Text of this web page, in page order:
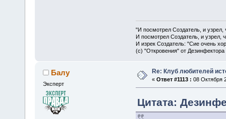
"И посмотрел Создатель, и
И посмотрел Создатель, и узрел,
И изрек Создатель: "Сие очень
(с) "Откровения" от Дезинфектора
Балу
Эксперт
Re: Клуб любителей
« Ответ #1113 : 08 Октября
Цитата: